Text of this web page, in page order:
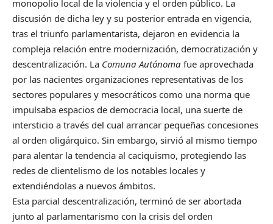
monopolio local de la violencia y el orden público. La
discusión de dicha ley y su posterior entrada en vigencia,
tras el triunfo parlamentarista, dejaron en evidencia la
compleja relación entre modernización, democratización y
descentralización. La Comuna Autónoma fue aprovechada
por las nacientes organizaciones representativas de los
sectores populares y mesocráticos como una norma que
impulsaba espacios de democracia local, una suerte de
intersticio a través del cual arrancar pequeñas concesiones
al orden oligárquico. Sin embargo, sirvió al mismo tiempo
para alentar la tendencia al caciquismo, protegiendo las
redes de clientelismo de los notables locales y
extendiéndolas a nuevos ámbitos.
Esta parcial descentralización, terminó de ser abortada
junto al parlamentarismo con la crisis del orden